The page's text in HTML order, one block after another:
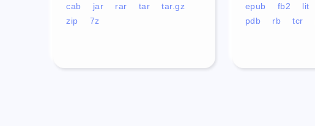
epub fb2 lit
pdb
rb tcr
cab jar rar tar
tar.gz
zip
7z